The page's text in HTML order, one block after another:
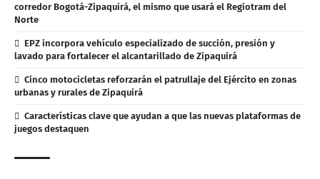
corredor Bogotá-Zipaquirá, el mismo que usará el Regiotram del
Norte
EPZ incorpora vehículo especializado de succión, presión y
lavado para fortalecer el alcantarillado de Zipaquirá
Cinco motocicletas reforzarán el patrullaje del Ejército en zonas
urbanas y rurales de Zipaquirá
Características clave que ayudan a que las nuevas plataformas de
juegos destaquen